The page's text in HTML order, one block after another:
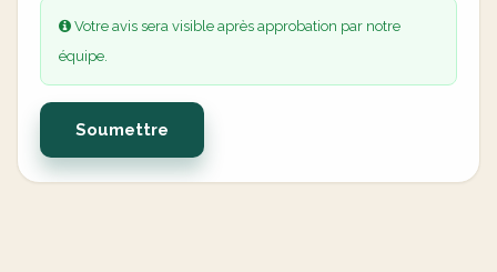
Votre avis sera visible après approbation par notre
équipe.
Soumettre